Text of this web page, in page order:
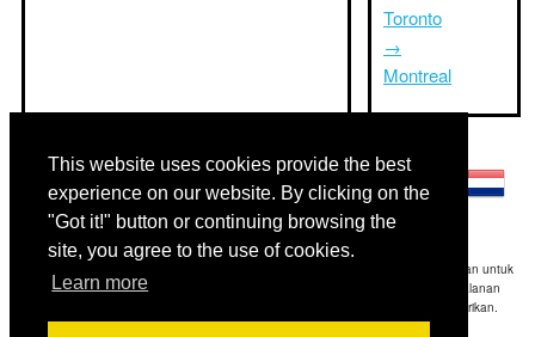
This website uses cookies provide the best
experience on our website. By clicking on the
"Got it!" button or continuing browsing the
site, you agree to the use of cookies.
Learn more
Toronto
→
Montreal
Disclaimer: Informasi yang ditampilkan di situs ini adalah perkiraan terbaik kami dan untuk
referensi Anda saja.Triptimeto.com tidak bertanggung jawab untuk setiap perjalanan
keterlambatan dan / atau kerusakan akibat dihasilkan dari informasi yang diberikan.